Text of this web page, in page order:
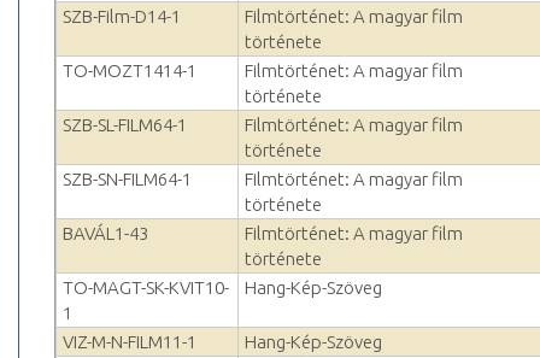
SZB-Film-D14-1
Filmtörténet: A magyar film
története
TO-MOZT1414-1
Filmtörténet: A magyar film
története
SZB-SL-FILM64-1
Filmtörténet: A magyar film
története
SZB-SN-FILM64-1
Filmtörténet: A magyar film
története
BAVÁL1-43
Filmtörténet: A magyar film
története
TO-MAGT-SK-KVIT10-
1
Hang-Kép-Szöveg
VIZ-M-N-FILM11-1
Hang-Kép-Szöveg